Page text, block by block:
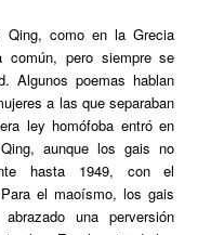
Qing, como en la Grecia
común, pero siempre se
Algunos poemas hablan
a las que separaban
ley homófoba entró en
aunque los gais no
hasta 1949, con el
el maoísmo, los gais
una perversión